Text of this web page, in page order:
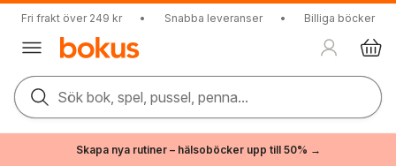
Fri frakt över 249 kr • Snabba leveranser • Billiga böcker
Sök bok, spel, pussel, penna...
Skapa nya rutiner – hälsoböcker upp till 50% →